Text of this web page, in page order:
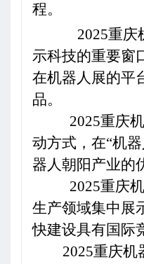
程。
2025重庆
示科技的重要窗
在机器人展的平
品。
2025重庆
动方式，在“机
器人朝阳产业的
2025重庆
生产领域集中展
快建设具有国际
2025重庆机